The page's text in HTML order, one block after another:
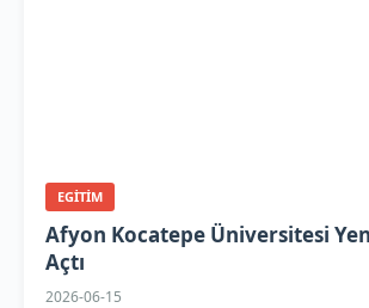
EGITIM
Afyon Kocatepe Üniversitesi
Açtı
2026-06-15